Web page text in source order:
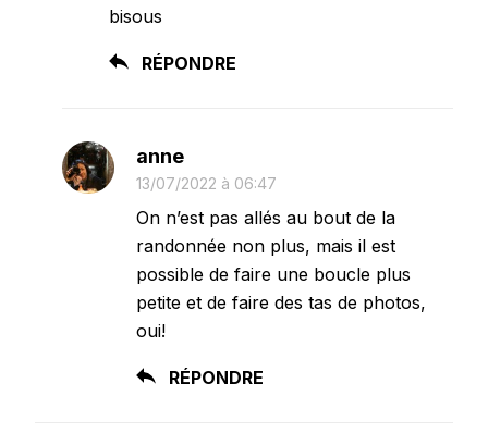
bisous
RÉPONDRE
anne
13/07/2022 à 06:47
On n’est pas allés au bout de la
randonnée non plus, mais il est
possible de faire une boucle plus
petite et de faire des tas de photos,
oui!
RÉPONDRE